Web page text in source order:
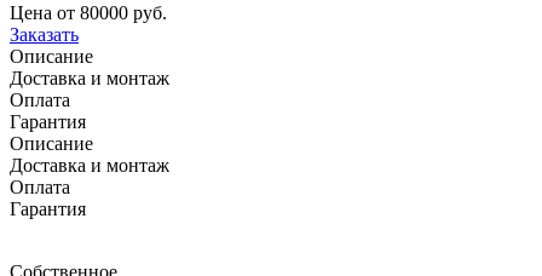
Цена от 80000 руб.
Заказать
Описание
Доставка и монтаж
Оплата
Гарантия
Описание
Доставка и монтаж
Оплата
Гарантия
Собственное